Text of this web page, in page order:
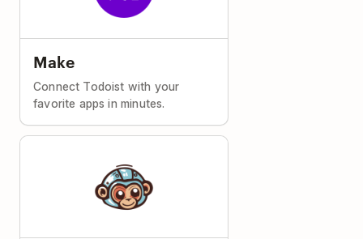
Make
Connect Todoist with your
favorite apps in minutes.